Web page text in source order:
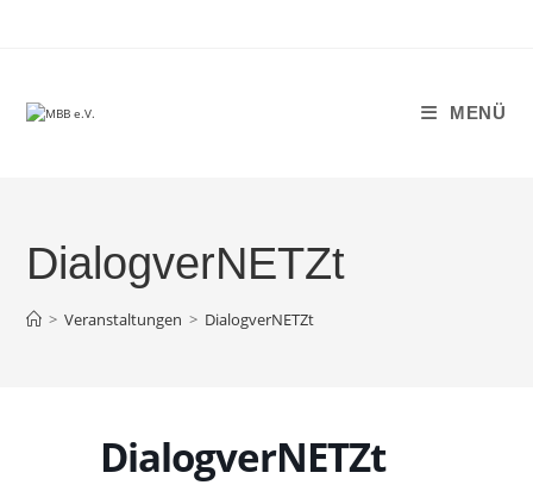
MENÜ
DialogverNETZt
> Veranstaltungen > DialogverNETZt
DialogverNETZt